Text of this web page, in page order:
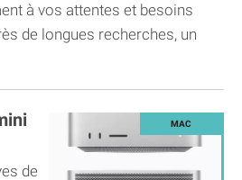
à vos attentes et besoins
de longues recherches, un
de